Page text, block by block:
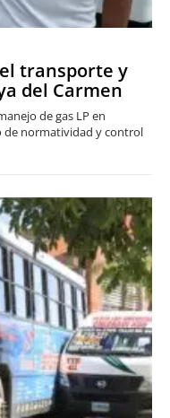
transporte y
del Carmen
de gas LP en
de normatividad y control